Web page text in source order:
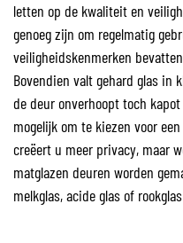
letten op de kwaliteit en
genoeg zijn om regelmatig
veiligheidskenmerken
Bovendien valt gehard glas in
de deur onverhoopt toch
mogelijk om te kiezen voor
creëert u meer privacy, maar
matglazen deuren worden
melkglas, acide glas of